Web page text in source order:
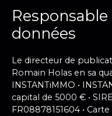
données
Le directeur de
Romain Holas en sa
INSTANTiMMO •
capital de 5000 € •
FR08878151604 •